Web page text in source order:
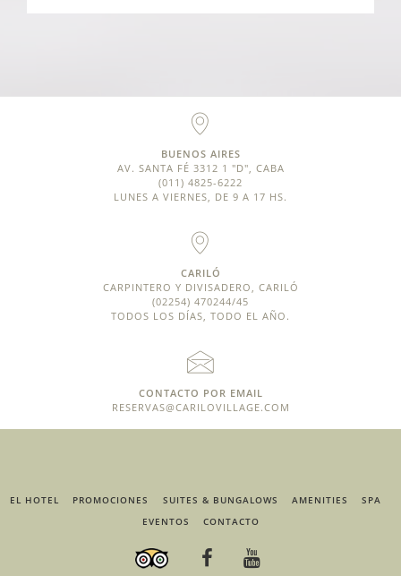
BUENOS AIRES
AV. SANTA FÉ 3312 1 "D", CABA
(011) 4825-6222
LUNES A VIERNES, DE 9 A 17 HS.
CARILÓ
CARPINTERO Y DIVISADERO, CARILÓ
(02254) 470244/45
TODOS LOS DÍAS, TODO EL AÑO.
CONTACTO POR EMAIL
RESERVAS@CARILOVILLAGE.COM
EL HOTEL PROMOCIONES SUITES & BUNGALOWS AMENITIES
SPA
EVENTOS
CONTACTO